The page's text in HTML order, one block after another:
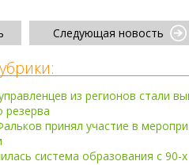
Следующая новость
из регионов стали
резерва
принял участие в
система образования с 90-х